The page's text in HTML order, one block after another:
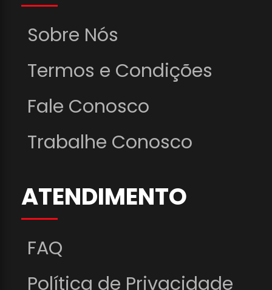
Sobre Nós
Termos e Condições
Fale Conosco
Trabalhe Conosco
ATENDIMENTO
FAQ
Política de Privacidade